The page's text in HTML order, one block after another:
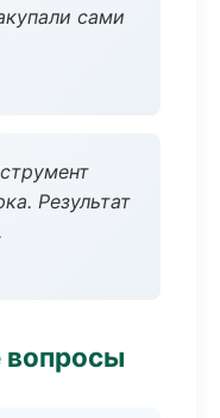
сами
Результат
вопросы